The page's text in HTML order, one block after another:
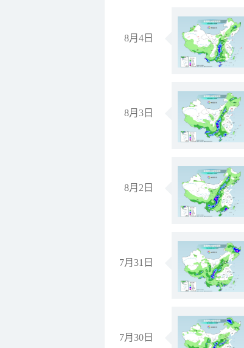
8月4日
8月3日
8月2日
7月31日
7月30日